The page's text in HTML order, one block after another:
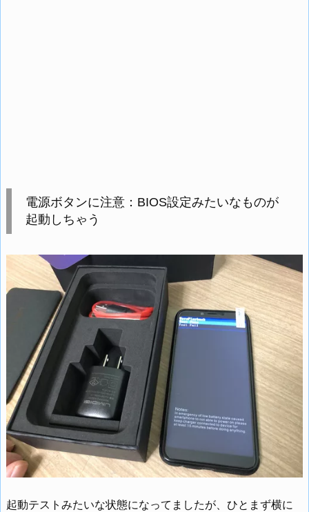
電源ボタンに注意：BIOS設定みたいなものが
起動しちゃう
起動テストみたいな状態になってましたが、ひとまず横に